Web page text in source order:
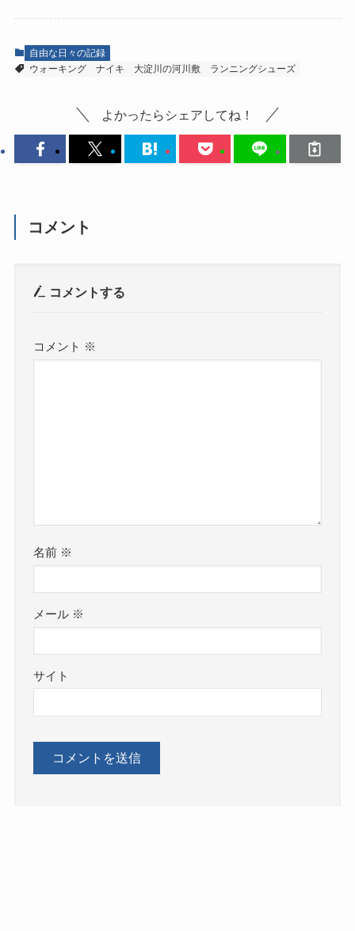
自由な日々の記録
ウォーキング
ナイキ 大淀川の河川敷 ランニングシューズ
よかったらシェアしてね！
コメント
コメントする
コメント ※
名前 ※
メール ※
サイト